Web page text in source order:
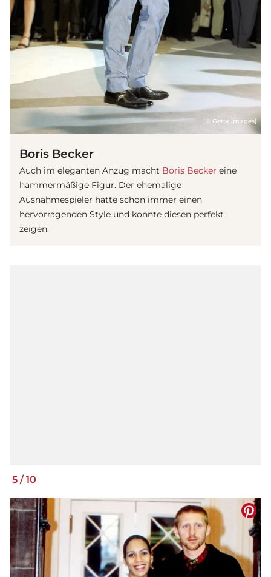
(© Getty Images)
Boris Becker
Auch im eleganten Anzug macht Boris Becker eine
hammermäßige Figur. Der ehemalige
Ausnahmespieler hatte schon immer einen
hervorragenden Style und konnte diesen perfekt
zeigen.
5 /10